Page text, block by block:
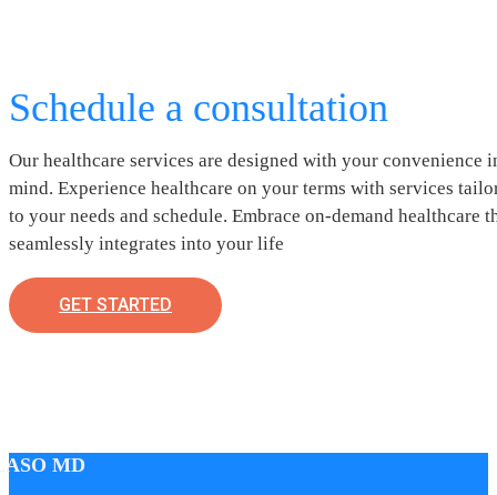
Schedule a consultation
Our healthcare services are designed with your convenience
mind. Experience healthcare on your terms with services
to your needs and schedule. Embrace on-demand healthcare
seamlessly integrates into your life
GET STARTED
MD